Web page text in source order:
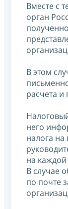
Вместе с
орган
В этом
расчета
него
налога
на каждой
В случае
по почте